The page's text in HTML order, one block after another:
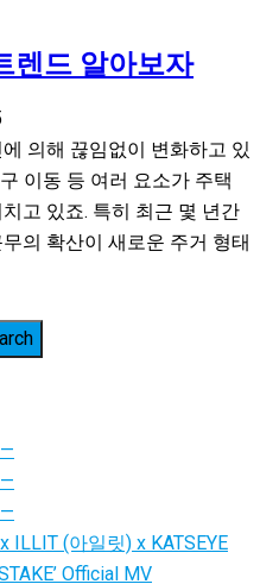
렌드 알아보자
의해 끊임없이 변화하고 있
이동 등 여러 요소가 주택
고 있죠. 특히 최근 몇 년간
의 확산이 새로운 주거 형태
ILLIT (아일릿) x KATSEYE
Official MV